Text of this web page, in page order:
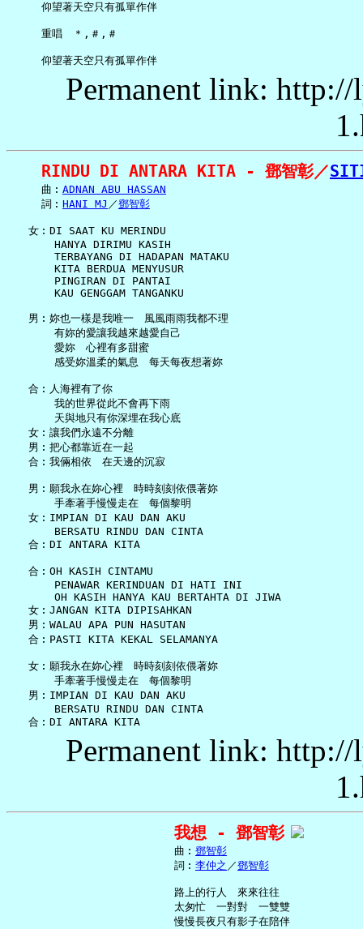
     仰望著天空只有孤單作伴
     重唱　＊,＃,＃
Permanent link:
RINDU DI ANTARA KITA - 鄧智彰／
     曲︰
ADNAN ABU HASSAN
     詞︰
HANI MJ ／鄧智彰
   女︰DI SAAT KU MERINDU
       HANYA DIRIMU KASIH
       TERBAYANG DI HADAPAN MATAKU
       KITA BERDUA MENYUSUR
       PINGIRAN DI PANTAI
       KAU GENGGAM TANGANKU
   男︰妳也一樣是我唯一　風風雨雨我都不理
       有妳的愛讓我越來越愛自己
       愛妳　心裡有多甜蜜
       感受妳溫柔的氣息　每天每夜想著妳
   合︰人海裡有了你
       我的世界從此不會再下雨
       天與地只有你深埋在我心底
   女︰讓我們永遠不分離
   男︰把心都靠近在一起
   合︰我倆相依　在天邊的沉寂
   男︰願我永在妳心裡　時時刻刻依偎著妳
       手牽著手慢慢走在　每個黎明
   女︰IMPIAN DI KAU DAN AKU
       BERSATU RINDU DAN CINTA
   合︰DI ANTARA KITA
   合︰OH KASIH CINTAMU
       PENAWAR KERINDUAN DI HATI INI
       OH KASIH HANYA KAU BERTAHTA DI JIWA
   女︰JANGAN KITA DIPISAHKAN
   男︰WALAU APA PUN HASUTAN
   合︰PASTI KITA KEKAL SELAMANYA
   女︰願我永在妳心裡　時時刻刻依偎著妳
       手牽著手慢慢走在　每個黎明
   男︰IMPIAN DI KAU DAN AKU
       BERSATU RINDU DAN CINTA
Permanent link:
我想 - 鄧智彰
     曲︰
鄧智彰
     詞︰
李仲之 ／鄧智彰
     路上的行人　來來往往
     太匆忙　一對對　一雙雙
     慢慢長夜只有影子在陪伴